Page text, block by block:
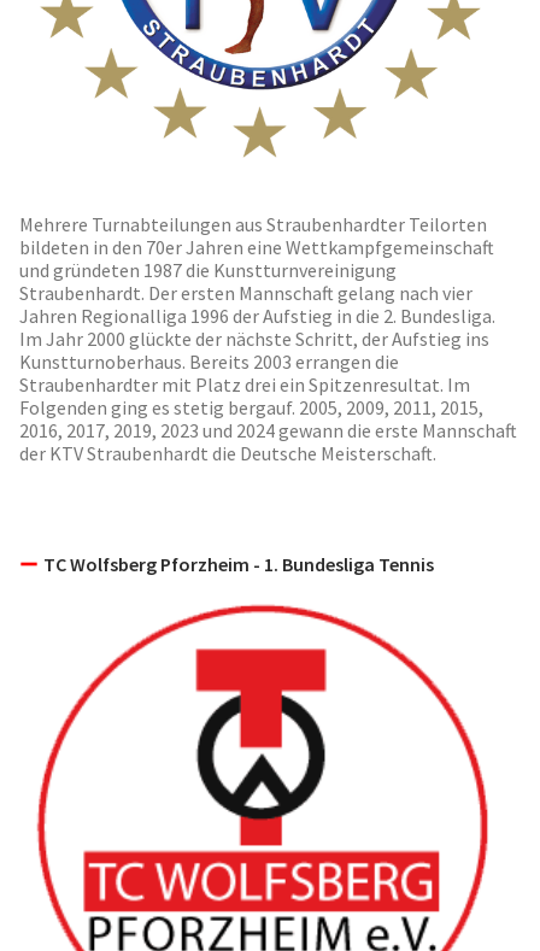
Mehrere Turnabteilungen aus Straubenhardter Teilorten
bildeten in den 70er Jahren eine Wettkampfgemeinschaft
und gründeten 1987 die Kunstturnvereinigung
Straubenhardt. Der ersten Mannschaft gelang nach vier
Jahren Regionalliga 1996 der Aufstieg in die 2. Bundesliga.
Im Jahr 2000 glückte der nächste Schritt, der Aufstieg ins
Kunstturnoberhaus. Bereits 2003 errangen die
Straubenhardter mit Platz drei ein Spitzenresultat. Im
Folgenden ging es stetig bergauf. 2005, 2009, 2011, 2015,
2016, 2017, 2019, 2023 und 2024 gewann die erste Mannschaft
der KTV Straubenhardt die Deutsche Meisterschaft.
TC Wolfsberg Pforzheim - 1. Bundesliga Tennis